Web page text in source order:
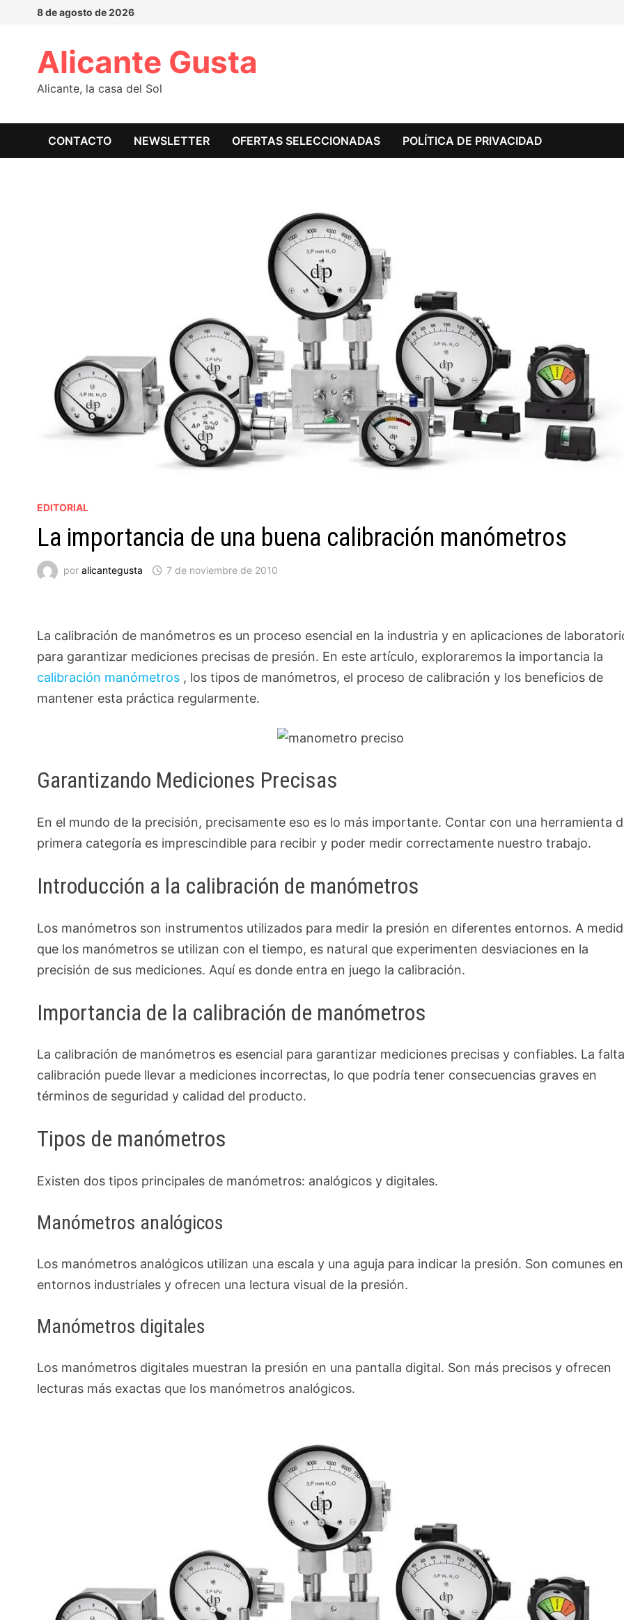
8 de agosto de 2026
Alicante Gusta
Alicante, la casa del Sol
CONTACTO NEWSLETTER OFERTAS SELECCIONADAS POLÍTICA DE PRIVACIDAD
EDITORIAL
La importancia de una buena calibración manómetros
poralicantegusta 7 de noviembre de 2010
La calibración de manómetros es un proceso esencial en la industria y en aplicaciones de
para garantizar mediciones precisas de presión. En este artículo, exploraremos la importancia la
calibración manómetros , los tipos de manómetros, el proceso de calibración y los beneficios de
mantener esta práctica regularmente.
Garantizando Mediciones Precisas
En el mundo de la precisión, precisamente eso es lo más importante. Contar con una herramienta
primera categoría es imprescindible para recibir y poder medir correctamente nuestro trabajo.
Introducción a la calibración de manómetros
Los manómetros son instrumentos utilizados para medir la presión en diferentes entornos. A
que los manómetros se utilizan con el tiempo, es natural que experimenten desviaciones en la
precisión de sus mediciones. Aquí es donde entra en juego la calibración.
Importancia de la calibración de manómetros
La calibración de manómetros es esencial para garantizar mediciones precisas y confiables. La
calibración puede llevar a mediciones incorrectas, lo que podría tener consecuencias graves en
términos de seguridad y calidad del producto.
Tipos de manómetros
Existen dos tipos principales de manómetros: analógicos y digitales.
Manómetros analógicos
Los manómetros analógicos utilizan una escala y una aguja para indicar la presión. Son comunes en
entornos industriales y ofrecen una lectura visual de la presión.
Manómetros digitales
Los manómetros digitales muestran la presión en una pantalla digital. Son más precisos y ofrecen
lecturas más exactas que los manómetros analógicos.